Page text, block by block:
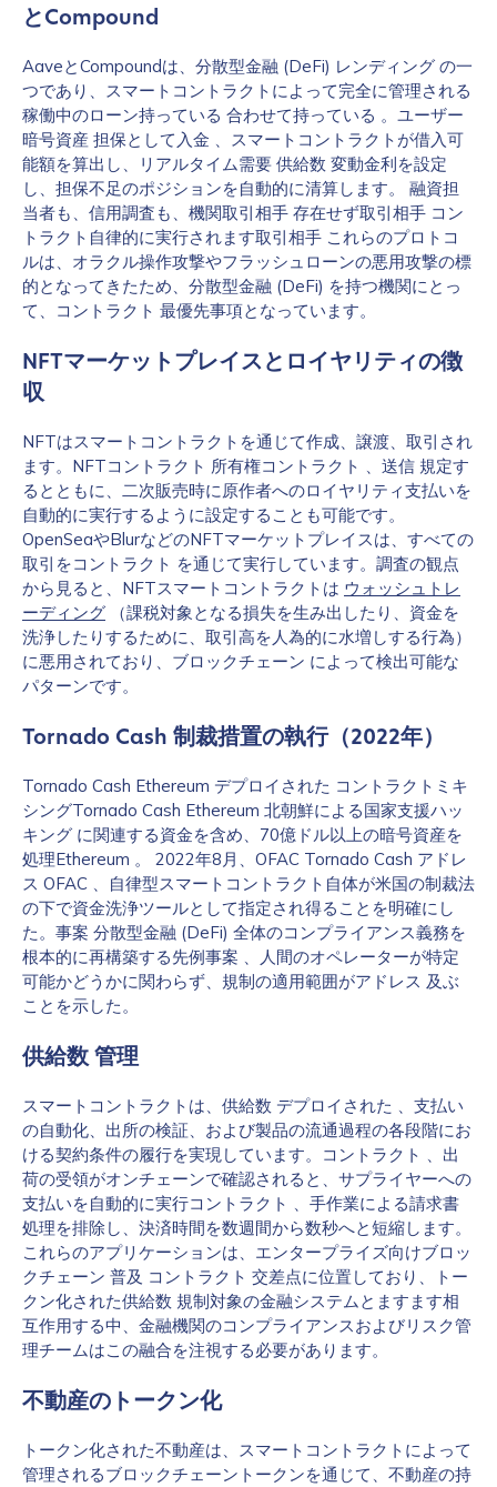
とCompound
AaveとCompoundは、分散型金融 (DeFi) レンディング の一
つであり、スマートコントラクトによって完全に管理される
稼働中のローン持っている 合わせて持っている 。ユーザー
暗号資産 担保として入金 、スマートコントラクトが借入可
能額を算出し、リアルタイム需要 供給数 変動金利を設定
し、担保不足のポジションを自動的に清算します。 融資担
当者も、信用調査も、機関取引相手 存在せず取引相手 コン
トラクト自律的に実行されます取引相手 これらのプロトコ
ルは、オラクル操作攻撃やフラッシュローンの悪用攻撃の標
的となってきたため、分散型金融 (DeFi) を持つ機関にとっ
て、コントラクト 最優先事項となっています。
NFTマーケットプレイスとロイヤリティの徴
収
NFTはスマートコントラクトを通じて作成、譲渡、取引され
ます。NFTコントラクト 所有権コントラクト 、送信 規定す
るとともに、二次販売時に原作者へのロイヤリティ支払いを
自動的に実行するように設定することも可能です。
OpenSeaやBlurなどのNFTマーケットプレイスは、すべての
取引をコントラクト を通じて実行しています。調査の観点
から見ると、NFTスマートコントラクトは ウォッシュトレ
ーディング （課税対象となる損失を生み出したり、資金を
洗浄したりするために、取引高を人為的に水増しする行為）
に悪用されており、ブロックチェーン によって検出可能な
パターンです。
Tornado Cash 制裁措置の執行（2022年）
Tornado Cash Ethereum デプロイされた コントラクトミキ
シングTornado Cash Ethereum 北朝鮮による国家支援ハッ
キング に関連する資金を含め、70億ドル以上の暗号資産を
処理Ethereum 。 2022年8月、OFAC Tornado Cash アドレ
ス OFAC 、自律型スマートコントラクト自体が米国の制裁法
の下で資金洗浄ツールとして指定され得ることを明確にし
た。事案 分散型金融 (DeFi) 全体のコンプライアンス義務を
根本的に再構築する先例事案 、人間のオペレーターが特定
可能かどうかに関わらず、規制の適用範囲がアドレス 及ぶ
ことを示した。
供給数 管理
スマートコントラクトは、供給数 デプロイされた 、支払い
の自動化、出所の検証、および製品の流通過程の各段階にお
ける契約条件の履行を実現しています。コントラクト 、出
荷の受領がオンチェーンで確認されると、サプライヤーへの
支払いを自動的に実行コントラクト 、手作業による請求書
処理を排除し、決済時間を数週間から数秒へと短縮します。
これらのアプリケーションは、エンタープライズ向けブロッ
クチェーン 普及 コントラクト 交差点に位置しており、トー
クン化された供給数 規制対象の金融システムとますます相
互作用する中、金融機関のコンプライアンスおよびリスク管
理チームはこの融合を注視する必要があります。
不動産のトークン化
トークン化された不動産は、スマートコントラクトによって
管理されるブロックチェーントークンを通じて、不動産の持